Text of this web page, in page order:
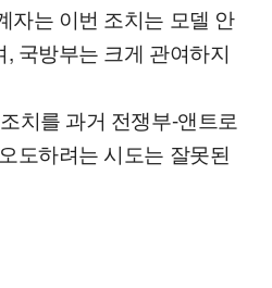
자는 이번 조치는 모델 안
국방부는 크게 관여하지
치를 과거 전쟁부-앤트로
도하려는 시도는 잘못된